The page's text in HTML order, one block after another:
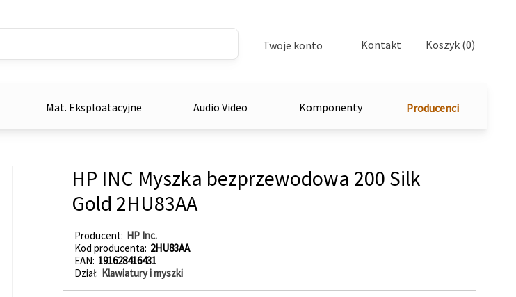
Twoje konto Kontakt Koszyk (0)
Mat. Eksploatacyjne Audio Video Komponenty Producenci
HP INC Myszka bezprzewodowa 200 Silk
Gold 2HU83AA
Producent HP Inc.
Kod producenta 2HU83AA
EAN 191628416431
Dział Klawiatury i myszki